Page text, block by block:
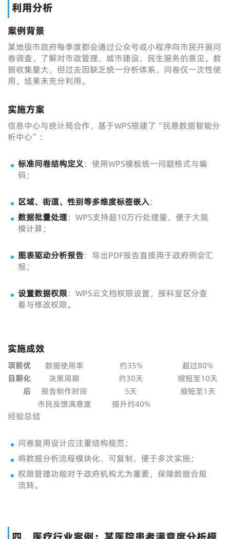
利用分析
案例背景
某地级市政府每季度都会通过公众号或小程序向市民开展问
卷调查，了解对市政管理、城市建设、民生服务的意见。数
据收集量大，但过去因缺乏统一分析体系，问卷仅一次性使
用，结果未充分利用。
实施方案
信息中心与统计局合作，基于WPS搭建了“民意数据智能分
析中心”：
标准问卷结构定义：使用WPS模板统一问题格式与编
码；
区域、街道、性别等多维度标签嵌入；
数据批量处理：WPS支持超10万行处理量，便于大规
模计算；
图表驱动分析报告：导出PDF报告直接用于政府例会汇
报；
设置数据权限：WPS云文档权限设置，按科室区分查
看与修改权限。
实施成效
项
目
前
期
优
化
后
数据使用率 约35%
超过80%
决策周期
约30天
缩短至10天
报告制作时间
5天
缩短至1天
市民反馈满意度
提升约40%
经验总结
问卷复用设计应注重结构规范；
将数据分析流程模块化、可复制，便于多次实施；
权限管理功能对于政府机构尤为重要，保障数据合规
流转。